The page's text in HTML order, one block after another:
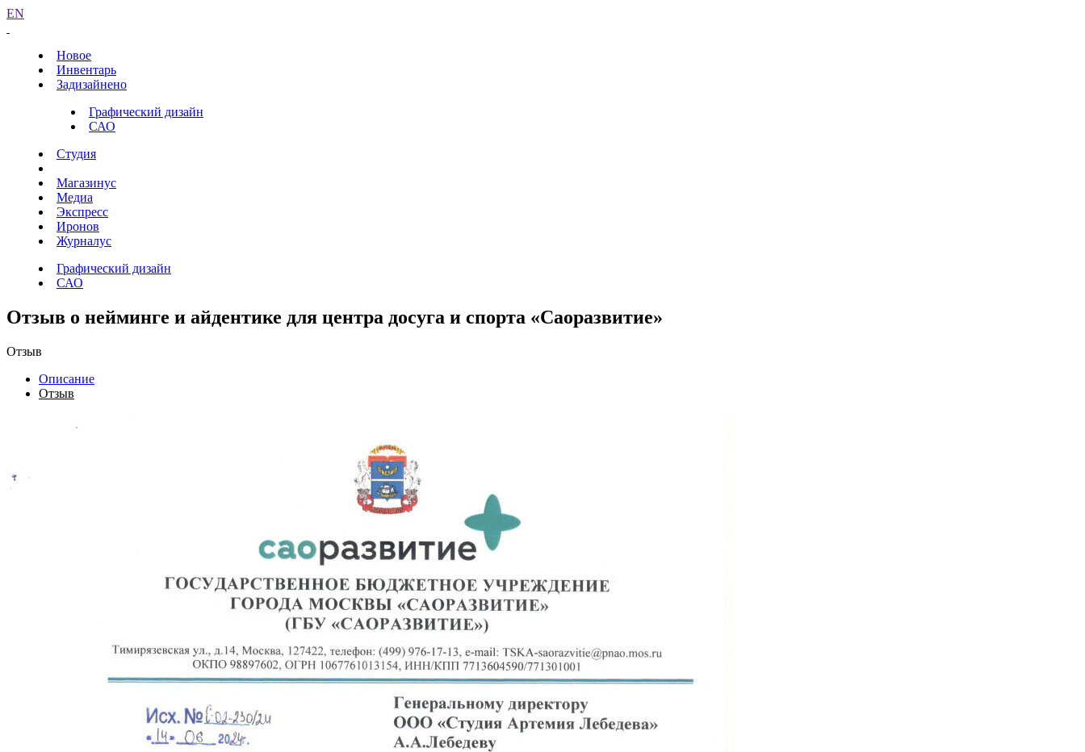
EN
Новое
Инвентарь
Задизайнено
Графический дизайн
САО
Студия
Магазинус
Медиа
Экспресс
Иронов
Журналус
Графический дизайн
САО
Отзыв о нейминге и айдентике для центра досуга и спорта «Саоразвитие»
Отзыв
Описание
Отзыв